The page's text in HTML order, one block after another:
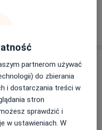
FERENC-RYBA
Nowy Sącz
partnerom używać
do zbierania
i dostarczania treści w
stron
sprawdzić i
w ustawieniach. W